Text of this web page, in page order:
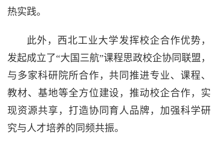
热实践。
此外，西北工业大学发挥校企合作优势，
发起成立了“大国三航”课程思政校企协同联盟，
与多家科研院所合作，共同推进专业、课程、
教材、基地等全方位建设，推动校企合作，实
现资源共享，打造协同育人品牌，加强科学研
究与人才培养的同频共振。